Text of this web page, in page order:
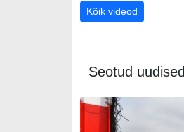
Kõik videod
Seotud uudised